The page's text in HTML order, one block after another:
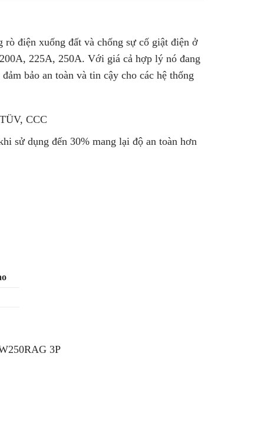
điện xuống đất và chống sự cố giật điện ở
225A, 250A. Với giá cả hợp lý nó đang
bảo an toàn và tin cậy cho các hệ thống
CCC
sử dụng đến 30% mang lại độ an toàn hơn
3P